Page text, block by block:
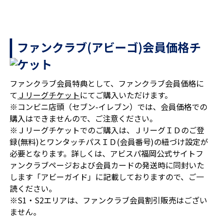
ファンクラブ(アビーゴ)会員価格チ
ケット
ファンクラブ会員特典として、ファンクラブ会員価格に
て Ｊリーグチケットにてご購入いただけます。
※コンビニ店頭（セブン-イレブン）では、会員価格での
購入はできませんので、ご注意ください。
※Ｊリーグチケットでのご購入は、ＪリーグＩＤのご登
録(無料)とワンタッチパスＩＤ(会員番号)の紐づけ設定が
必要となります。詳しくは、アビスパ福岡公式サイトフ
ァンクラブページおよび会員カードの発送時に同封いた
します「アビーガイド」に記載しておりますので、ご一
読ください。
※S1・S2エリアは、ファンクラブ会員割引販売はござい
ません。